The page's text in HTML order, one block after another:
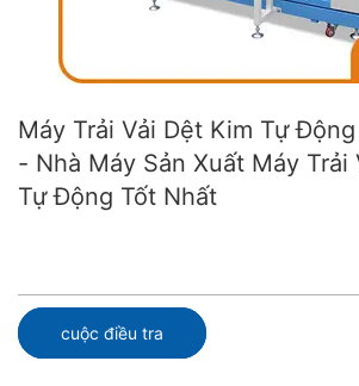
Máy Trải Vải Dệt Kim Tự
- Nhà Máy Sản Xuất Máy Trải
Tự Động Tốt Nhất
cuộc điều tra